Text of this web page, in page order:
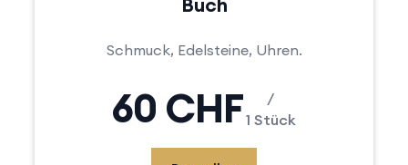
Schmuck, Edelsteine, Uhren.
60 CHF
/
1 Stück